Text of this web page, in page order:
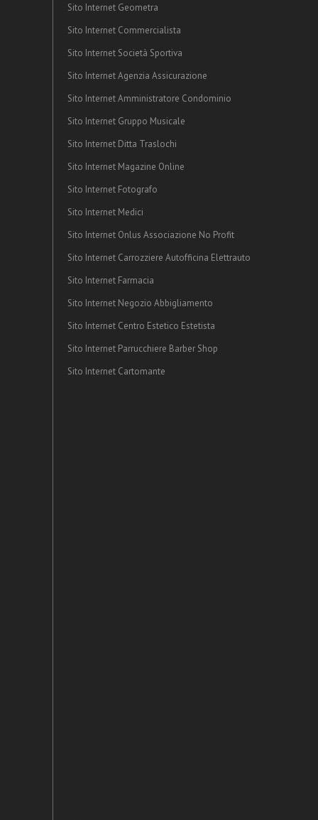
Sito Internet Geometra
Sito Internet Commercialista
Sito Internet Società Sportiva
Sito Internet Agenzia Assicurazione
Sito Internet Amministratore Condominio
Sito Internet Gruppo Musicale
Sito Internet Ditta Traslochi
Sito Internet Magazine Online
Sito Internet Fotografo
Sito Internet Medici
Sito Internet Onlus Associazione No Profit
Sito Internet Carrozziere Autofficina Elettrauto
Sito Internet Farmacia
Sito Internet Negozio Abbigliamento
Sito Internet Centro Estetico Estetista
Sito Internet Parrucchiere Barber Shop
Sito Internet Cartomante